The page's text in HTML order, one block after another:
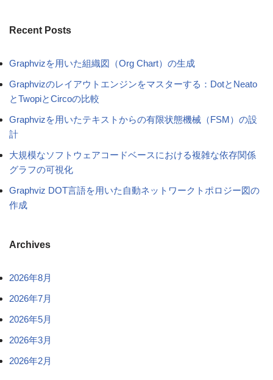
Recent Posts
Graphvizを用いた組織図（Org Chart）の生成
Graphvizのレイアウトエンジンをマスターする：DotとNeato
とTwopiとCircoの比較
Graphvizを用いたテキストからの有限状態機械（FSM）の設
計
大規模なソフトウェアコードベースにおける複雑な依存関係
グラフの可視化
Graphviz DOT言語を用いた自動ネットワークトポロジー図の
作成
Archives
2026年8月
2026年7月
2026年5月
2026年3月
2026年2月